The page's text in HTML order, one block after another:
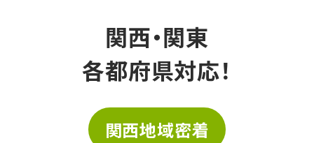
関西・関東
各都府県対応！
関西地域密着